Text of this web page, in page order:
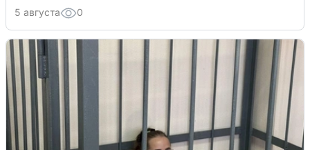
5 августа 0